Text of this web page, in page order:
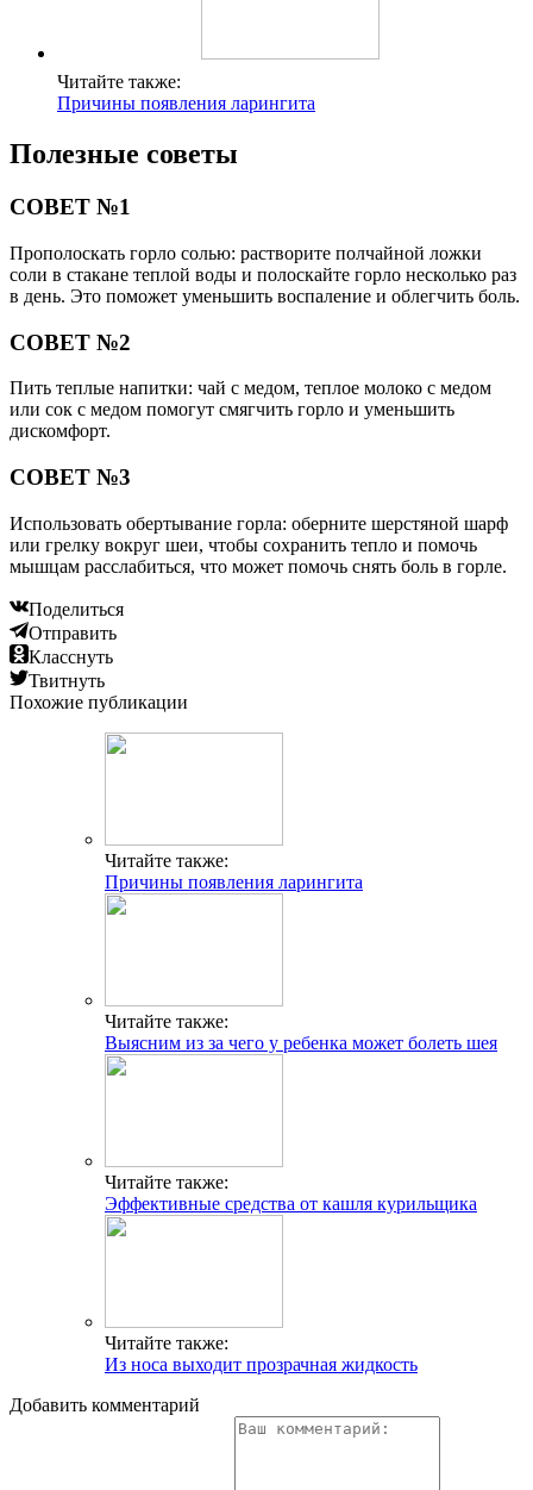
Читайте также:
Причины появления ларингита
Полезные советы
СОВЕТ №1
Прополоскать горло солью: растворите полчайной ложки
соли в стакане теплой воды и полоскайте горло несколько раз
в день. Это поможет уменьшить воспаление и облегчить боль.
СОВЕТ №2
Пить теплые напитки: чай с медом, теплое молоко с медом
или сок с медом помогут смягчить горло и уменьшить
дискомфорт.
СОВЕТ №3
Использовать обертывание горла: оберните шерстяной шарф
или грелку вокруг шеи, чтобы сохранить тепло и помочь
мышцам расслабиться, что может помочь снять боль в горле.
Поделиться
Отправить
Класснуть
Твитнуть
Похожие публикации
Читайте также:
Причины появления ларингита
Читайте также:
Выясним из за чего у ребенка может болеть шея
Читайте также:
Эффективные средства от кашля курильщика
Читайте также:
Из носа выходит прозрачная жидкость
Добавить комментарий